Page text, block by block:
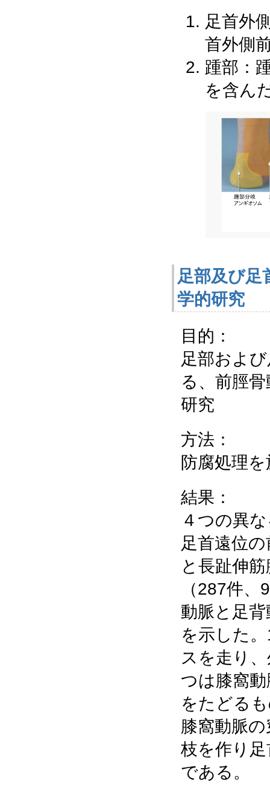
足首外
首外側
踵部：
を含ん
足部及び足
学的研究
目的：
足部およ
る、前脛
研究
方法：
防腐処理
結果：
４つの異
足首遠位
と長趾伸
（287件
動脈と足
を示した
スを走り
つは膝窩
をたどる
膝窩動脈
枝を作り
である。